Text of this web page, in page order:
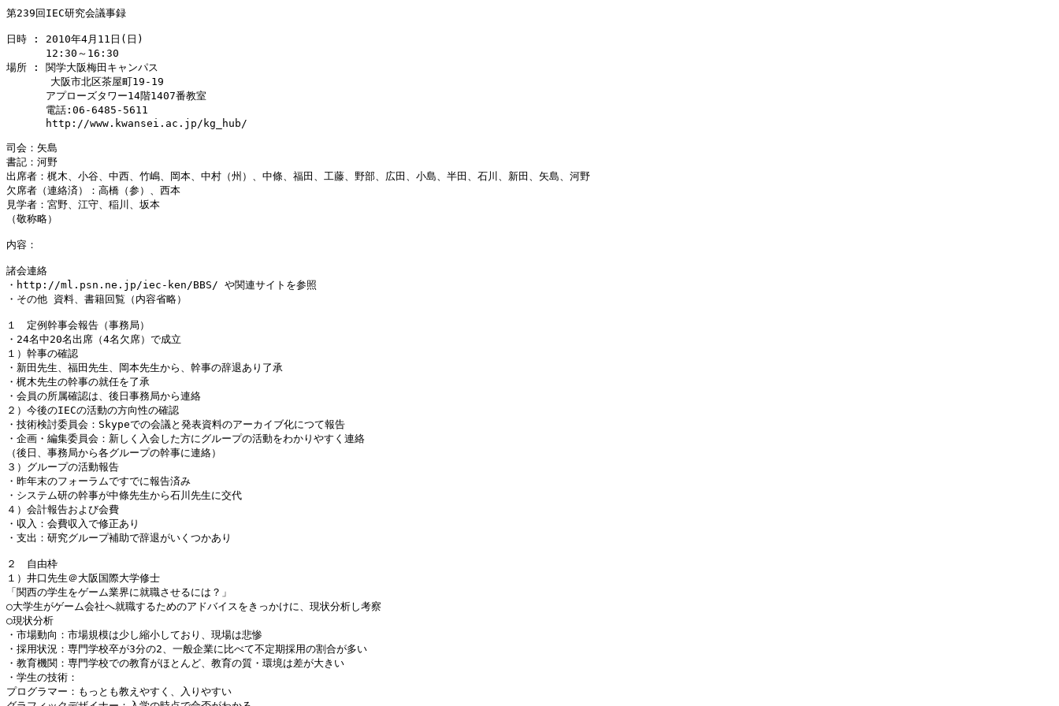
第239回IEC研究会議事録
日時 : 2010年4月11日(日)
12:30～16:30
場所 : 関学大阪梅田キャンパス
       大阪市北区茶屋町19-19
アプローズタワー14階1407番教室
電話:06-6485-5611
http://www.kwansei.ac.jp/kg_hub/
司会：矢島
書記：河野
出席者：梶木、小谷、中西、竹嶋、岡本、中村（州）、中條、福田、工藤、野部、広田、小島、半田、石川、新田、矢島、河野
欠席者（連絡済）：高橋（参）、西本
見学者：宮野、江守、稲川、坂本
（敬称略）
内容：
諸会連絡
・http://ml.psn.ne.jp/iec-ken/BBS/ や関連サイトを参照
・その他 資料、書籍回覧（内容省略）
１　定例幹事会報告（事務局）
・24名中20名出席（4名欠席）で成立
１）幹事の確認
・新田先生、福田先生、岡本先生から、幹事の辞退あり了承
・梶木先生の幹事の就任を了承
・会員の所属確認は、後日事務局から連絡
２）今後のIECの活動の方向性の確認
・技術検討委員会：Skypeでの会議と発表資料のアーカイブ化につて報告
・企画・編集委員会：新しく入会した方にグループの活動をわかりやすく連絡
（後日、事務局から各グループの幹事に連絡）
３）グループの活動報告
・昨年末のフォーラムですでに報告済み
・システム研の幹事が中條先生から石川先生に交代
４）会計報告および会費
・収入：会費収入で修正あり
・支出：研究グループ補助で辞退がいくつかあり
２　自由枠
１）井口先生＠大阪国際大学修士
「関西の学生をゲーム業界に就職させるには？」
○大学生がゲーム会社へ就職するためのアドバイスをきっかけに、現状分析し考察
○現状分析
・市場動向：市場規模は少し縮小しており、現場は悲惨
・採用状況：専門学校卒が3分の2、一般企業に比べて不定期採用の割合が多い
・教育機関：専門学校での教育がほとんど、教育の質・環境は差が大きい
・学生の技術：
プログラマー：もっとも教えやすく、入りやすい